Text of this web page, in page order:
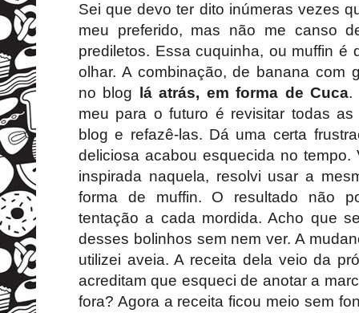
Sei que devo ter dito inúmeras vezes
meu preferido, mas não me canso
prediletos. Essa cuquinha, ou muffin é
olhar. A combinação, de banana com
no blog
lá atrás, em forma de Cuca.
meu para o futuro é revisitar todas
blog e refazê-las. Dá uma certa
deliciosa acabou esquecida no tempo.
inspirada naquela, resolvi usar a
forma de muffin. O resultado não
tentação a cada mordida. Acho que
desses bolinhos sem nem ver. A
utilizei aveia. A receita dela veio da
acreditam que esqueci de anotar a
fora? Agora a receita ficou meio sem